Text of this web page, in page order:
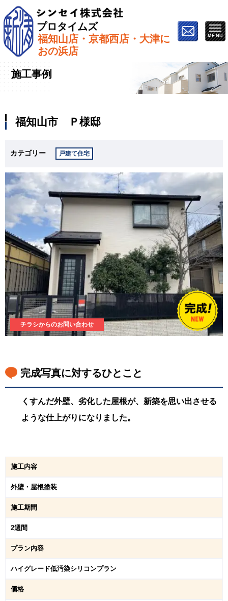
プロタイムズ
福知山店・京都西店・大津に
おの浜店
ホーム»施工事例»福知山市 Ｐ様邸
施工事例
福知山市 Ｐ様邸
カテゴリー 戸建て住宅
チラシからのお問い合わせ
完成写真に対するひとこと
くすんだ外壁、劣化した屋根が、新築を思い出させる
ような仕上がりになりました。
施工内容
外壁・屋根塗装
施工期間
2週間
プラン内容
ハイグレード低汚染シリコンプラン
価格